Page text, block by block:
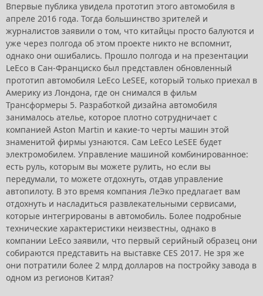
Впервые публика увидела прототип этого автомобиля в
апреле 2016 года. Тогда большинство зрителей и
журналистов заявили о том, что китайцы просто балуются и
уже через полгода об этом проекте никто не вспомнит,
однако они ошибались. Прошло полгода и на презентации
LeEco в Сан-Франциско был представлен обновленный
прототип автомобиля LeEco LeSEE, который только приехал в
Америку из Лондона, где он снимался в фильм
Трансформеры 5. Разработкой дизайна автомобиля
занималось ателье, которое плотно сотрудничает с
компанией Aston Martin и какие-то черты машин этой
знаменитой фирмы узнаются. Сам LeEco LeSEE будет
электромобилем. Управление машиной комбинированное:
есть руль, которым вы можете рулить, но если вы
передумали, то можете отдохнуть, отдав управление
автопилоту. В это время компания ЛеЭко предлагает вам
отдохнуть и насладиться развлекательными сервисами,
которые интегрированы в автомобиль. Более подробные
технические характеристики неизвестны, однако в
компании LeEco заявили, что первый серийный образец они
собираются представить на выставке CES 2017. Не зря же
они потратили более 2 млрд долларов на постройку завода в
одном из регионов Китая?